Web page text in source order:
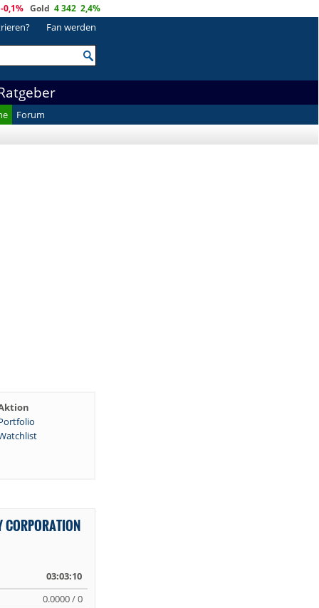
-0,1% Gold 4 342 2,4%
Fan werden
Forum
CORPORATION
03:03:10
0.0000 / 0